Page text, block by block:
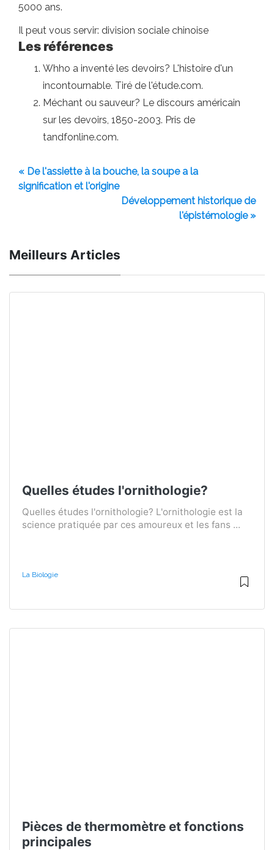
5000 ans.
Il peut vous servir: division sociale chinoise
Les références
Whho a inventé les devoirs? L'histoire d'un
incontournable. Tiré de l'étude.com.
Méchant ou sauveur? Le discours américain
sur les devoirs, 1850-2003. Pris de
tandfonline.com.
« De l'assiette à la bouche, la soupe a la
signification et l'origine
Développement historique de
l'épistémologie »
Meilleurs Articles
Quelles études l'ornithologie?
Quelles études l'ornithologie? L'ornithologie est la
science pratiquée par ces amoureux et les fans ...
La Biologie
Pièces de thermomètre et fonctions
principales